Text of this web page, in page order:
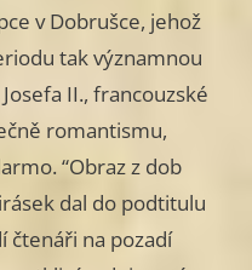
v Dobrušce, jehož
tak významnou
II., francouzské
romantismu,
“Obraz z dob
dal do podtitulu
čtenáři na pozadí